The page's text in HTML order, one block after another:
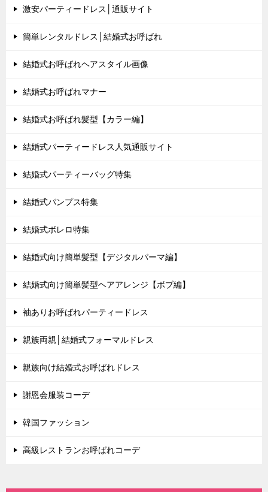
激安パーティードレス│通販サイト
簡単レンタルドレス│結婚式お呼ばれ
結婚式お呼ばれヘアスタイル画像
結婚式お呼ばれマナー
結婚式お呼ばれ髪型【カラー編】
結婚式パーティードレス人気通販サイト
結婚式パーティーバッグ特集
結婚式パンプス特集
結婚式ボレロ特集
結婚式向け簡単髪型【デジタルパーマ編】
結婚式向け簡単髪型ヘアアレンジ【ボブ編】
袖ありお呼ばれパーティードレス
親族両親│結婚式フォーマルドレス
親族向け結婚式お呼ばれドレス
謝恩会服装コーデ
韓国ファッション
高級レストランお呼ばれコーデ